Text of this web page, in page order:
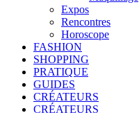
Expos
Rencontres
Horoscope
FASHION
SHOPPING
PRATIQUE
GUIDES
CRÉATEURS
CRÉATEURS